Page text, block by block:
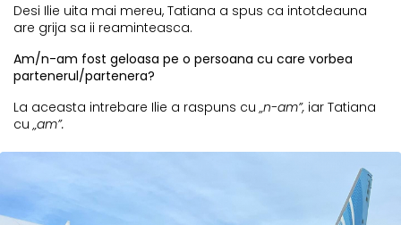
Desi Ilie uita mai mereu, Tatiana a spus ca intotdeauna
are grija sa ii reaminteasca.
Am/n-am fost geloasa pe o persoana cu care vorbea
partenerul/partenera?
La aceasta intrebare Ilie a raspuns cu„n-am”, iar Tatiana
cu„am”.